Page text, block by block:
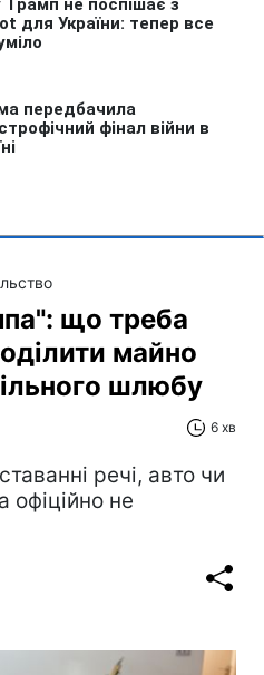
що треба
майно
шлюбу
6 хв
речі, авто чи
офіційно не